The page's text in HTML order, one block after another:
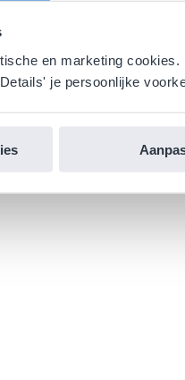
en marketing
je persoonlijke